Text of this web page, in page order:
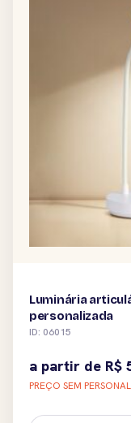
Luminária
personalizada
ID: 06015
a partir de R$
PREÇO SEM